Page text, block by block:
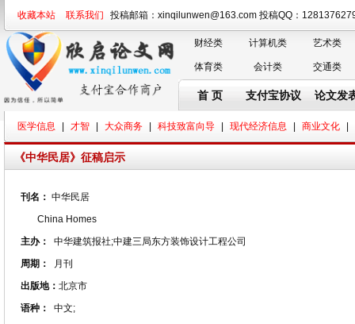
收藏本站 联系我们 投稿邮箱：xinqilunwen@163.com 投稿QQ：
财经类 计算机类 艺术类
体育类 会计类 交通类
首 页 支付宝协议 论文发
医学信息 才智 大众商务 科技致富向导 现代经济信息 商业文化
《中华民居》征稿启示
刊名： 中华民居
China Homes
主办：
中华建筑报社;中建三局东方装饰设计工程公司
周期：
月刊
出版地： 北京市
语种：
中文;